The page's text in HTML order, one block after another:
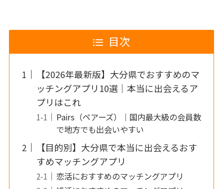
目次
【2026年最新版】大分県でおすすめのマ
ッチングアプリ10選｜本当に出会えるア
プリはこれ
Pairs（ペアーズ）｜国内最大級の会員数
で地方でも出会いやすい
【目的別】大分県で本当に出会えるおす
すめマッチングアプリ
恋活におすすめのマッチングアプリ